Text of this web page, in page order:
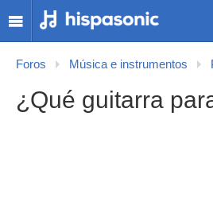
Foros Música e instrumentos
¿Qué guitarra